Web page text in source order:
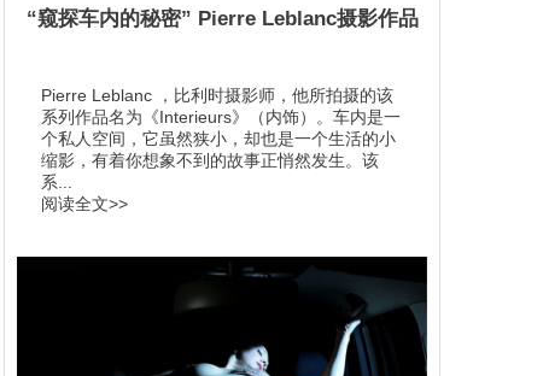
“窥探车内的秘密” Pierre Leblanc摄影作品
Pierre Leblanc ，比利时摄影师，他所拍摄的该
系列作品名为《Interieurs》（内饰）。车内是一
个私人空间，它虽然狭小，却也是一个生活的小
缩影，有着你想象不到的故事正悄然发生。该
系...
阅读全文>>